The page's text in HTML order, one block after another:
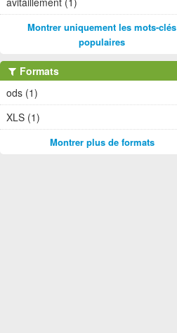
Montrer uniquement les mots-clés
populaires
Formats
ods (1)
XLS (1)
Montrer plus de formats